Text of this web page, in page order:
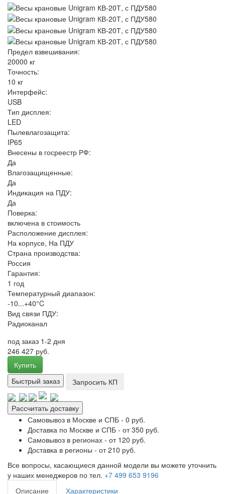
Предел взвешивания:
20000 кг
Точность:
10 кг
Интерфейс:
USB
Тип дисплея:
LED
Пылевлагозащита:
IP65
Внесены в госреестр РФ:
Да
Влагозащищенные:
Да
Индикация на ПДУ:
Да
Поверка:
включена в стоимость
Расположение дисплея:
На корпусе, На ПДУ
Страна производства:
Россия
Гарантия:
1 год
Температурный диапазон:
-10...+40°C
Вид связи ПДУ:
Радиоканал
под заказ 1-2 дня
246 427 руб.
Купить
Быстрый заказ
Запросить КП
Рассчитать доставку
Самовывоз в Москве и СПБ - 0 руб.
Доставка по Москве и СПБ - от 350 руб.
Самовывоз в регионах - от 120 руб.
Доставка в регионы - от 210 руб.
Все вопросы, касающиеся данной модели вы можете уточнить
у наших менеджеров по тел. +7 499 653 9196
Описание
Характеристики